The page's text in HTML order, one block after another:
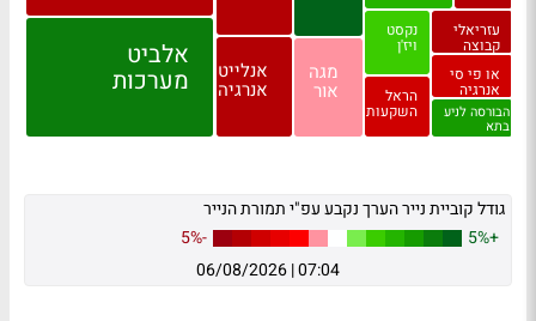
אלביט
מערכות אנלייט
אנרגיה
מגה
אור
נקסט
ויז'ן
הראל
השקעות
עזריאלי
קבוצה
או פי סי
אנרגיה
הבורסה לניע
בתא
גודל קוביית נייר הערך נקבע עפ"י תמורת הנייר
+5%
-5%
07:04
|
06/08/2026